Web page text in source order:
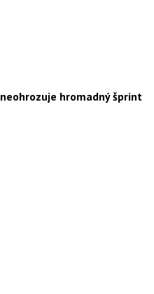
hromadný šprint